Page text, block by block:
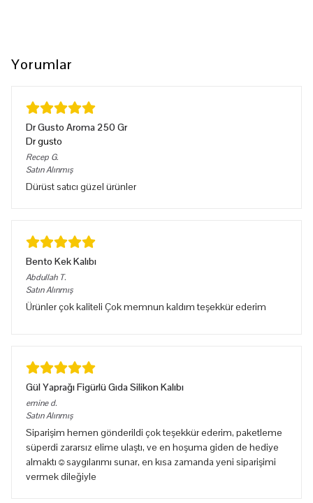
Yorumlar
Dr Gusto Aroma 250 Gr
Dr gusto
Recep G.
Satın Alınmış
Dürüst satıcı güzel ürünler
Bento Kek Kalıbı
Abdullah T.
Satın Alınmış
Ürünler çok kaliteli Çok memnun kaldım teşekkür ederim
Gül Yaprağı Figürlü Gıda Silikon Kalıbı
emine d.
Satın Alınmış
Siparişim hemen gönderildi çok teşekkür ederim, paketleme
süperdi zararsız elime ulaştı, ve en hoşuma giden de hediye
almaktı☺️saygılarımı sunar, en kısa zamanda yeni siparişimi
vermek dileğiyle